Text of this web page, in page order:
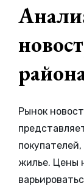
Рынок
жилье. Цены